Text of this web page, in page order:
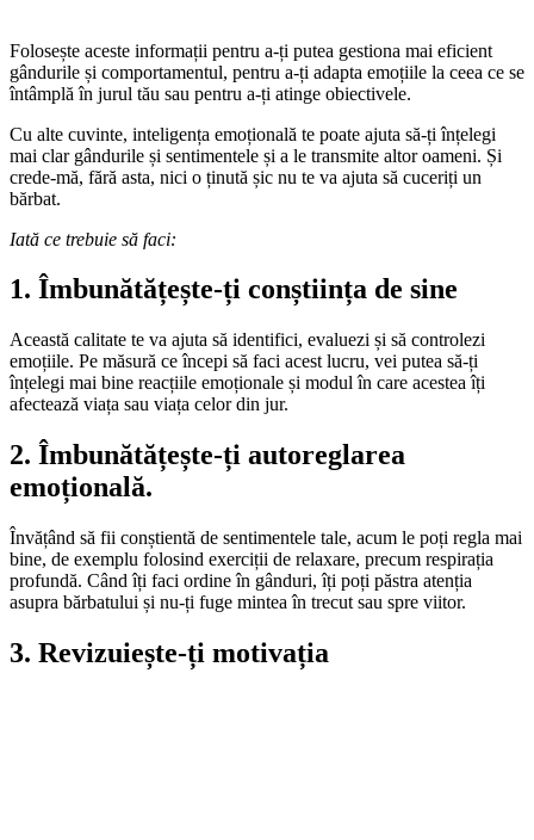
Folosește aceste informații pentru a-ți putea gestiona mai eficient
gândurile și comportamentul, pentru a-ți adapta emoțiile la ceea ce se
întâmplă în jurul tău sau pentru a-ți atinge obiectivele.
Cu alte cuvinte, inteligența emoțională te poate ajuta să-ți înțelegi
mai clar gândurile și sentimentele și a le transmite altor oameni. Și
crede-mă, fără asta, nici o ținută șic nu te va ajuta să cuceriți un
bărbat.
Iată ce trebuie să faci:
1. Îmbunătățește-ți conștiința de sine
Această calitate te va ajuta să identifici, evaluezi și să controlezi
emoțiile. Pe măsură ce începi să faci acest lucru, vei putea să-ți
înțelegi mai bine reacțiile emoționale și modul în care acestea îți
afectează viața sau viața celor din jur.
2. Îmbunătățește-ți autoreglarea
emoțională.
Învățând să fii conștientă de sentimentele tale, acum le poți regla mai
bine, de exemplu folosind exerciții de relaxare, precum respirația
profundă. Când îți faci ordine în gânduri, îți poți păstra atenția
asupra bărbatului și nu-ți fuge mintea în trecut sau spre viitor.
3. Revizuiește-ți motivația